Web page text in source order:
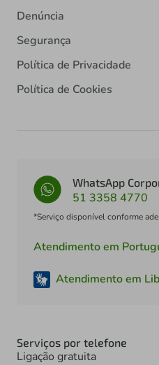
Denúncia
Segurança
Política de Privacidade
Política de Cookies
WhatsApp
51 3358 4770
*Serviço disponível conforme
Atendimento em
Atendimento em
Serviços por telefone
Ligação gratuita